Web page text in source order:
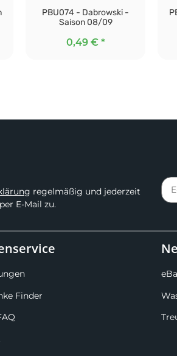
PBU074 - Dabrowski -
Saison 08/09
0,49 € *
regelmäßig und jederzeit
E-Mail zu.
Finder